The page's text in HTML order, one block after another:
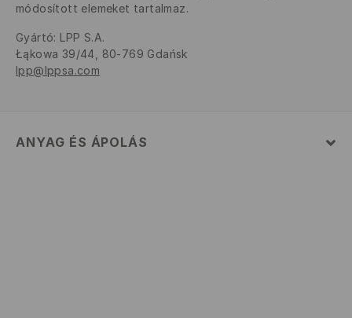
módosított elemeket tartalmaz.
Gyártó: LPP S.A.
Łąkowa 39/44, 80-769 Gdańsk
lpp@lppsa.com
ANYAG ÉS ÁPOLÁS